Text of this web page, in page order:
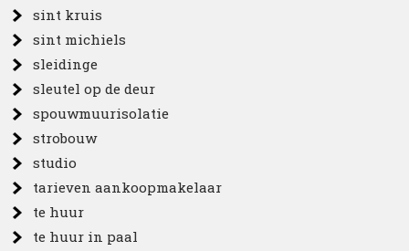
sint kruis
sint michiels
sleidinge
sleutel op de deur
spouwmuurisolatie
strobouw
studio
tarieven aankoopmakelaar
te huur
te huur in paal